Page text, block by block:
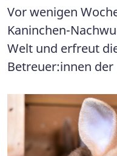
Vor wenigen
Kaninchen-
Welt und erfreut
Betreuer:innen der